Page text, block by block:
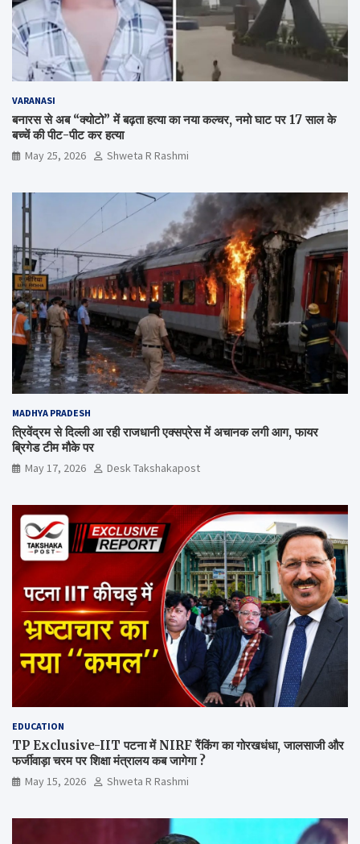
VARANASI
बनारस से अब “क्योटो” में बढ़ता हत्या का नया कल्चर, नमो घाट पर 17 साल के
बच्चें की पीट-पीट कर हत्या
May 25, 2026 Shweta R Rashmi
MADHYA PRADESH
त्रिवेंद्रम से दिल्ली आ रही राजधानी एक्सप्रेस में अचानक लगी आग, फायर
ब्रिगेड टीम मौके पर
May 17, 2026 Desk Takshakapost
EDUCATION
TP Exclusive-IIT पटना में NIRF रैंकिंग का गोरखधंधा, जालसाजी और
फर्जीवाड़ा चरम पर शिक्षा मंत्रालय कब जागेगा ?
May 15, 2026 Shweta R Rashmi